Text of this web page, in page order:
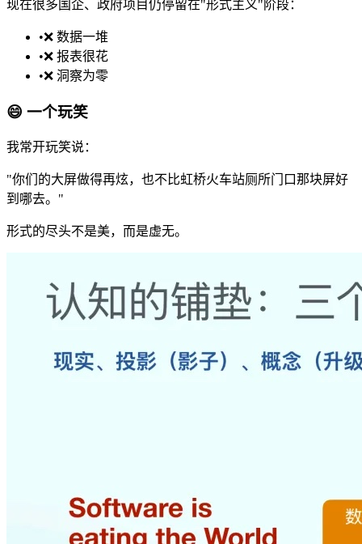
现在很多国企、政府项目仍停留在"形式主义"阶段：
•❌ 数据一堆
•❌ 报表很花
•❌ 洞察为零
😄 一个玩笑
我常开玩笑说：
"你们的大屏做得再炫，也不比虹桥火车站厕所门口那块屏好
到哪去。"
形式的尽头不是美，而是虚无。